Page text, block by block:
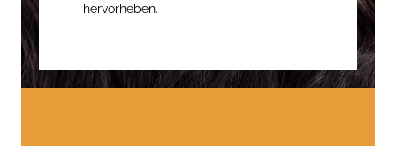
hervorheben.